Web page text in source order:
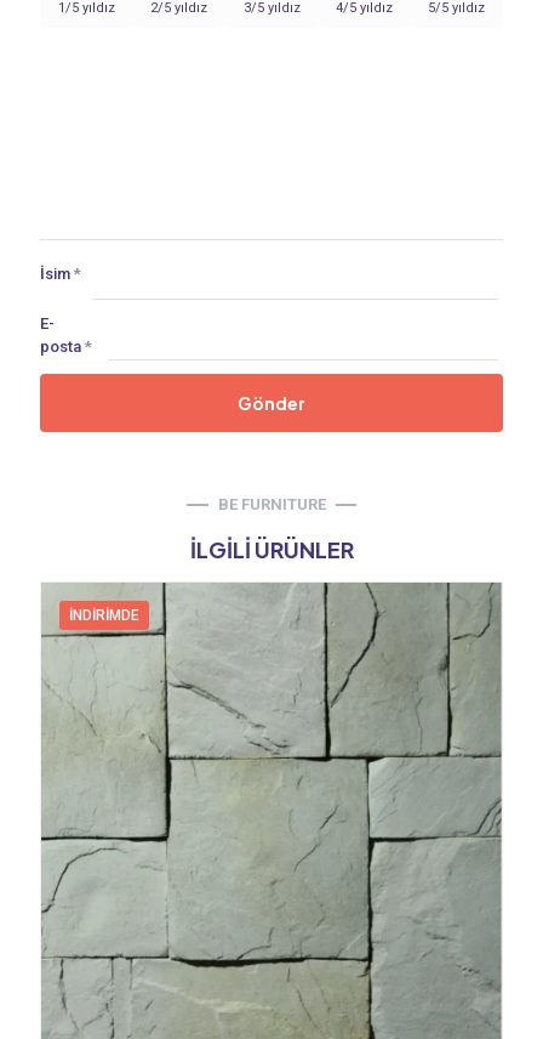
1/5 yıldız 2/5 yıldız 3/5 yıldız 4/5 yıldız 5/5 yıldız
İsim *
E-
posta *
BE FURNITURE
İLGILI ÜRÜNLER
İNDIRIMDE